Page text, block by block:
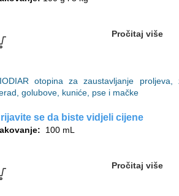
Pročitaj više
otopina za zaustavljanje
golubove, kuniće, pse i mačke
se da biste vidjeli cijene
100 mL
Pročitaj više